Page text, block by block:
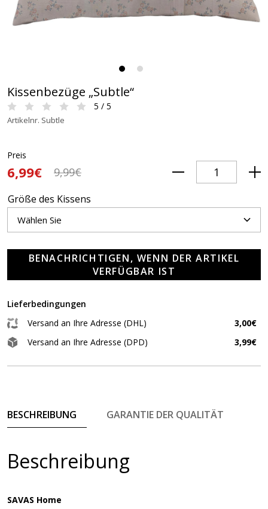
Kissenbezüge „Subtle“
5 / 5
Artikelnr. Subtle
Preis
6,99€ 9,99€
Größe des Kissens
BENACHRICHTIGEN, WENN DER ARTIKEL
VERFÜGBAR IST
Lieferbedingungen
Versand an Ihre Adresse (DHL)
3,00€
Versand an Ihre Adresse (DPD)
3,99€
BESCHREIBUNG GARANTIE DER QUALITÄT
Beschreibung
SAVAS Home